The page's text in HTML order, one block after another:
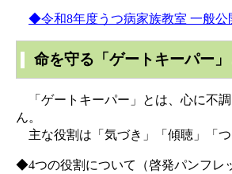
◆令和8年度うつ病家族教室 一般公
命を守る「ゲートキーパー」
「ゲートキーパー」とは、心に不
ん。
主な役割は「気づき」「傾聴」「
◆4つの役割について（啓発パンフレ